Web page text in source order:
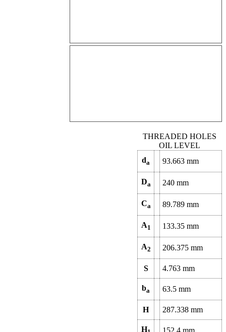
da 93.663 mm
Da 240 mm
Ca 89.789 mm
A1 133.35 mm
A2 206.375 mm
S 4.763 mm
ba 63.5 mm
H 287.338 mm
H 152.4 mm
THREADED HOLES
OIL LEVEL